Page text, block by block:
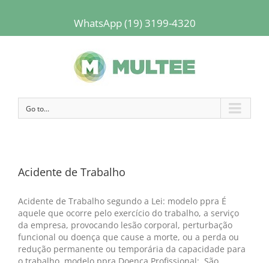
WhatsApp (19) 3199-4320
Go to...
Acidente de Trabalho
Acidente de Trabalho segundo a Lei: modelo ppra É
aquele que ocorre pelo exercício do trabalho, a serviço
da empresa, provocando lesão corporal, perturbação
funcional ou doença que cause a morte, ou a perda ou
redução permanente ou temporária da capacidade para